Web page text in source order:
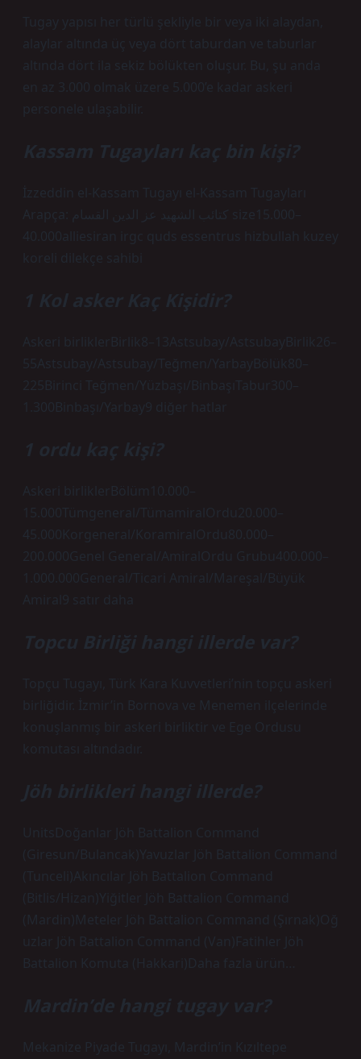
Tugay yapısı her türlü şekliyle bir veya iki alaydan,
alaylar altında üç veya dört taburdan ve taburlar
altında dört ila sekiz bölükten oluşur. Bu, şu anda
en az 3.000 olmak üzere 5.000’e kadar askeri
personele ulaşabilir.
Kassam Tugayları kaç bin kişi?
İzzeddin el-Kassam Tugayı el-Kassam Tugayları
Arapça: كتائب الشهيد عز الدين القسام size15.000–
40.000alliesiran irgc quds essentrus hizbullah kuzey
koreli dilekçe sahibi
1 Kol asker Kaç Kişidir?
Askeri birliklerBirlik8–13Astsubay/AstsubayBirlik26–
55Astsubay/Astsubay/Teğmen/YarbayBölük80–
225Birinci Teğmen/Yüzbaşı/BinbaşıTabur300–
1.300Binbaşı/Yarbay9 diğer hatlar
1 ordu kaç kişi?
Askeri birliklerBölüm10.000–
15.000Tümgeneral/TümamiralOrdu20.000–
45.000Korgeneral/KoramiralOrdu80.000–
200.000Genel General/AmiralOrdu Grubu400.000–
1.000.000General/Ticari Amiral/Mareşal/Büyük
Amiral9 satır daha
Topcu Birliği hangi illerde var?
Topçu Tugayı, Türk Kara Kuvvetleri’nin topçu askeri
birliğidir. İzmir’in Bornova ve Menemen ilçelerinde
konuşlanmış bir askeri birliktir ve Ege Ordusu
komutası altındadır.
Jöh birlikleri hangi illerde?
UnitsDoğanlar Jöh Battalion Command
(Giresun/Bulancak)Yavuzlar Jöh Battalion Command
(Tunceli)Akıncılar Jöh Battalion Command
(Bitlis/Hizan)Yiğitler Jöh Battalion Command
(Mardin)Meteler Jöh Battalion Command (Şırnak)Oğ
uzlar Jöh Battalion Command (Van)Fatihler Jöh
Battalion Komuta (Hakkari)Daha fazla ürün…
Mardin’de hangi tugay var?
Mekanize Piyade Tugayı, Mardin’in Kızıltepe